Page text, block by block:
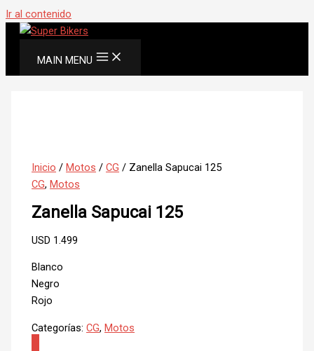
Ir al contenido
MAIN MENU
Inicio /Motos /CG / Zanella Sapucai 125
CG,Motos
Zanella Sapucai 125
USD 1.499
Blanco
Negro
Rojo
Categorías:CG,Motos